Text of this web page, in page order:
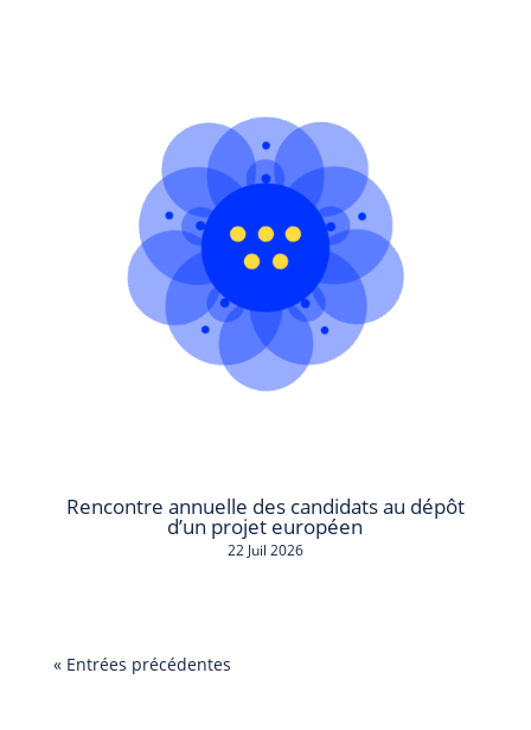
Rencontre annuelle des candidats au dépôt
d’un projet européen
22 Juil 2026
« Entrées précédentes